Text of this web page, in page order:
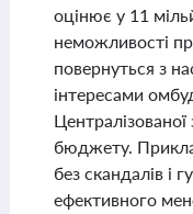
оцінює у 11
неможливості
повернуться з
інтересами
бюджету.
без скандалів і
ефективного